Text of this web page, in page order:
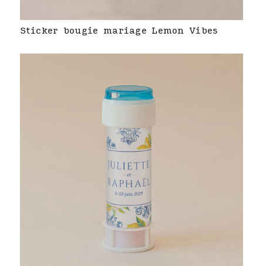
Sticker bougie mariage Lemon Vibes